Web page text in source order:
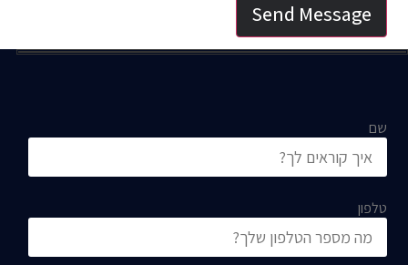
Send Message
שם
טלפון